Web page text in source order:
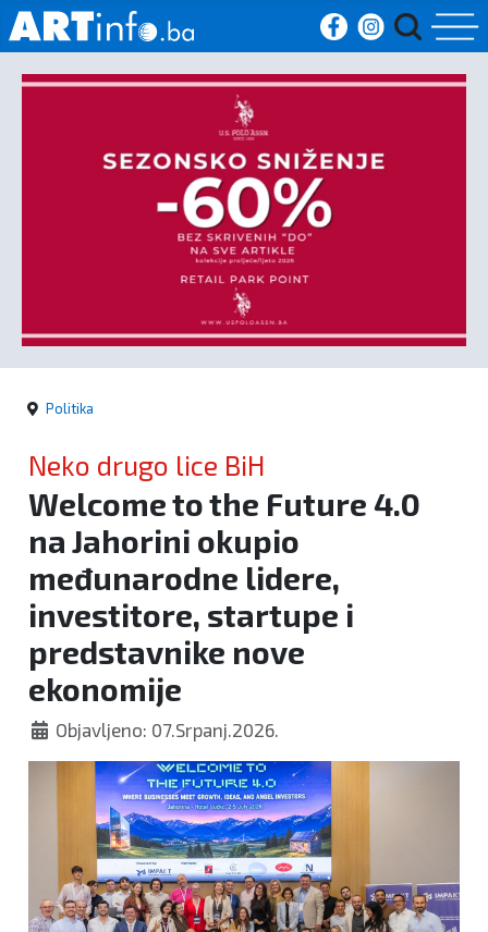
Početna
Vijesti
Crna
kronika
Politika
Zanimljivosti
Politika
Neko drugo lice BiH
Welcome to the Future 4.0
na Jahorini okupio
međunarodne lidere,
investitore, startupe i
predstavnike nove
ekonomije
Objavljeno: 07.Srpanj.2026.